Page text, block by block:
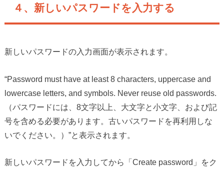
４、新しいパスワードを入力する
新しいパスワードの入力画面が表示されます。
“Password must have at least 8 characters, uppercase and
lowercase letters, and symbols. Never reuse old passwords.
（パスワードには、8文字以上、大文字と小文字、および記
号を含める必要があります。古いパスワードを再利用しな
いでください。）”と表示されます。
新しいパスワードを入力してから「Create password」をク